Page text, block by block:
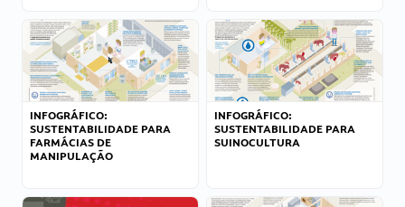
INFOGRÁFICO:
SUSTENTABILIDADE PARA
FARMÁCIAS DE
MANIPULAÇÃO
INFOGRÁFICO:
SUSTENTABILIDADE PARA
SUINOCULTURA